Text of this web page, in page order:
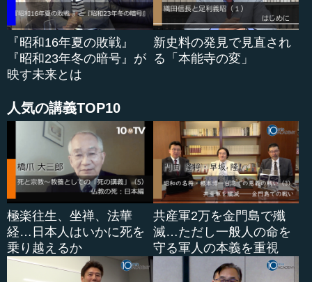
『昭和16年夏の敗戦』
『昭和23年冬の暗号』が
映す未来とは
新史料の発見で見直され
る「本能寺の変」
人気の講義TOP10
極楽往生、坐禅、法華
経…日本人はいかに死を
乗り越えるか
共産軍2万を金門島で殲
滅…ただし一般人の命を
守る軍人の本義を重視